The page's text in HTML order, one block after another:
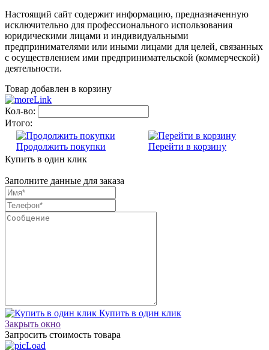
Настоящий сайт содержит информацию, предназначенную
исключительно для профессионального использования
юридическими лицами и индивидуальными
предпринимателями или иными лицами для целей, связанных
с осуществлением ими предпринимательской (коммерческой)
деятельности.
Товар добавлен в корзину
Кол-во:
Итого:
Продолжить покупки
Перейти в корзину
Купить в один клик
Заполните данные для заказа
Купить в один клик
Закрыть окно
Запросить стоимость товара